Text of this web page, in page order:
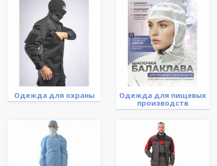
Одежда для охраны
Одежда для пищевых
производств